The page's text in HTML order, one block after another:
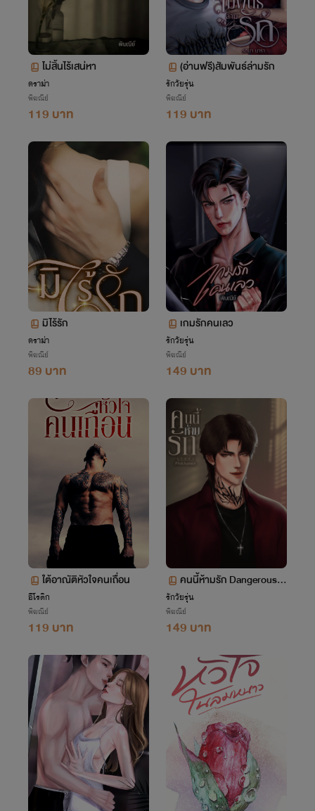
ไม่สิ้นไร้เสน่หา
ดราม่า
พิฆณีย์
119 บาท
(อ่านฟรี)สัมพันธ์ล่ามรัก
รักวัยรุ่น
พิฆณีย์
119 บาท
มิไร้รัก
ดราม่า
พิฆณีย์
89 บาท
เกมรักคนเลว
รักวัยรุ่น
พิฆณีย์
149 บาท
ใต้อาณัติหัวใจคนเถื่อน
อีโรติก
พิฆณีย์
119 บาท
คนนี้ห้ามรัก Dangerously
Nc 18+
รักวัยรุ่น
พิฆณีย์
149 บาท